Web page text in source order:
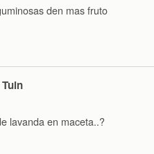
den mas fruto
lavanda en maceta..?